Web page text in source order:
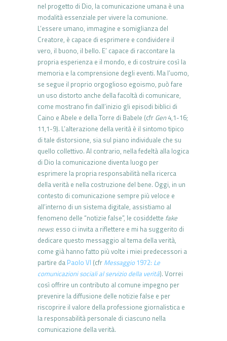
nel progetto di Dio, la comunicazione umana è una
modalità essenziale per vivere la comunione.
L’essere umano, immagine e somiglianza del
Creatore, è capace di esprimere e condividere il
vero, il buono, il bello. E’ capace di raccontare la
propria esperienza e il mondo, e di costruire così la
memoria e la comprensione degli eventi. Ma l’uomo,
se segue il proprio orgoglioso egoismo, può fare
un uso distorto anche della facoltà di comunicare,
come mostrano fin dall’inizio gli episodi biblici di
Caino e Abele e della Torre di Babele (cfr Gen4,1-16;
11,1-9). L’alterazione della verità è il sintomo tipico
di tale distorsione, sia sul piano individuale che su
quello collettivo. Al contrario, nella fedeltà alla logica
di Dio la comunicazione diventa luogo per
esprimere la propria responsabilità nella ricerca
della verità e nella costruzione del bene. Oggi, in un
contesto di comunicazione sempre più veloce e
all’interno di un sistema digitale, assistiamo al
fenomeno delle “notizie false”, le cosiddette fake
news: esso ci invita a riflettere e mi ha suggerito di
dedicare questo messaggio al tema della verità,
come già hanno fatto più volte i miei predecessori a
partire da Paolo VI (cfr Messaggio1972: Le
comunicazioni sociali al servizio della verità). Vorrei
così offrire un contributo al comune impegno per
prevenire la diffusione delle notizie false e per
riscoprire il valore della professione giornalistica e
la responsabilità personale di ciascuno nella
comunicazione della verità.